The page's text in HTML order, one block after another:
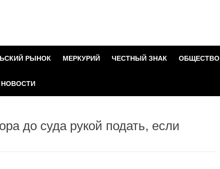
РЫНОК МЕРКУРИЙ ЧЕСТНЫЙ ЗНАК ОБЩЕСТВО
НОВОСТИ
до суда рукой подать, если